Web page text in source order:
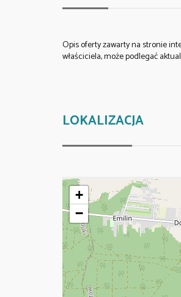
Opis oferty zawarty na stronie
właściciela, może podlegać
LOKALIZACJA
+
−